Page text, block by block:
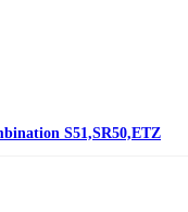
S51,SR50,ETZ